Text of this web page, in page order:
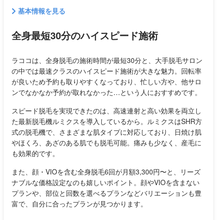
基本情報を見る
全身最短30分のハイスピード施術
ラココは、全身脱毛の施術時間が最短30分と、大手脱毛サロン
の中では最速クラスのハイスピード施術が大きな魅力。回転率
が良いため予約も取りやすくなっており、忙しい方や、他サロ
ンでなかなか予約が取れなかった…という人におすすめです。
スピード脱毛を実現できたのは、高速連射と高い効果を両立し
た最新脱毛機ルミクスを導入しているから。ルミクスはSHR方
式の脱毛機で、さまざまな肌タイプに対応しており、日焼け肌
やほくろ、あざのある肌でも脱毛可能。痛みも少なく、産毛に
も効果的です。
また、顔・VIOを含む全身脱毛6回が月額3,300円〜と、リーズ
ナブルな価格設定なのも嬉しいポイント。顔やVIOを含まない
プランや、部位と回数を選べるプランなどバリエーションも豊
富で、自分に合ったプランが見つかります。